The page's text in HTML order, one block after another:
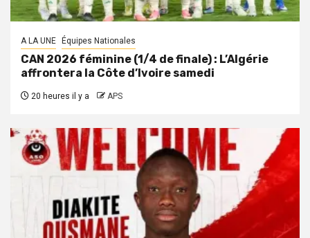
A LA UNE Équipes Nationales
CAN 2026 féminine (1/4 de finale) : L’Algérie
affrontera la Côte d’Ivoire samedi
20 heures il y a APS